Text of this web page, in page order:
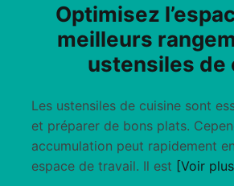
Optimisez
meilleurs
ustensiles de
Les ustensiles de cuisine sont
et préparer de bons plats.
accumulation peut rapidement
espace de travail. Il est [Voir